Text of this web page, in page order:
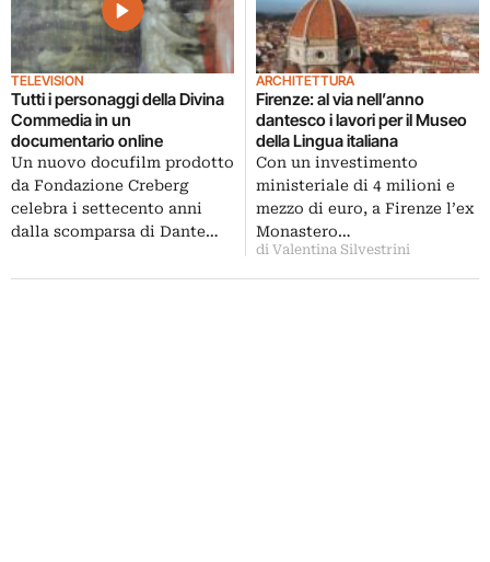
TELEVISION
Tutti i personaggi della Divina
Commedia in un
documentario online
Un nuovo docufilm prodotto
da Fondazione Creberg
celebra i settecento anni
dalla scomparsa di Dante…
ARCHITETTURA
Firenze: al via nell’anno
dantesco i lavori per il Museo
della Lingua italiana
Con un investimento
ministeriale di 4 milioni e
mezzo di euro, a Firenze l’ex
Monastero…
di Valentina Silvestrini